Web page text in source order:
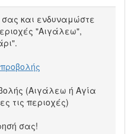
και ενδυναμώστε
"Αιγάλεω",
(Αιγάλεω ή Αγία
τις περιοχές)
σας!